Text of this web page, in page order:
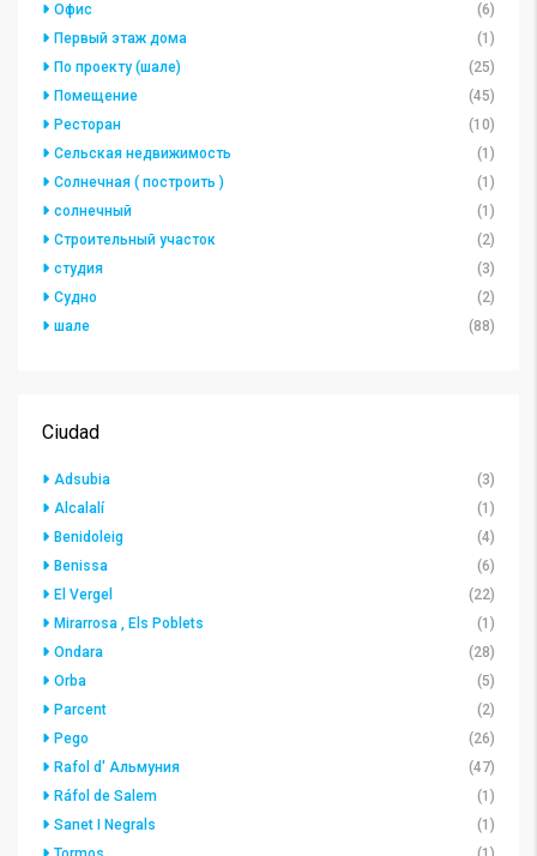
Офис
(6)
Первый этаж дома
(1)
По проекту (шале)
(25)
Помещение
(45)
Ресторан
(10)
Сельская недвижимость
(1)
Солнечная ( построить )
(1)
солнечный
(1)
Строительный участок
(2)
студия
(3)
Судно
(2)
шале
(88)
Ciudad
Adsubia
(3)
Alcalalí
(1)
Benidoleig
(4)
Benissa
(6)
El Vergel
(22)
Mirarrosa , Els Poblets
(1)
Ondara
(28)
Orba
(5)
Parcent
(2)
Pego
(26)
Rafol d' Альмуния
(47)
Ráfol de Salem
(1)
Sanet I Negrals
(1)